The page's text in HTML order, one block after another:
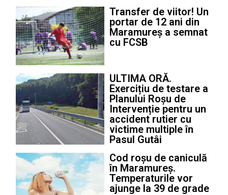
Transfer de viitor! Un
portar de 12 ani din
Maramureș a semnat
cu FCSB
ULTIMA ORĂ.
Exercițiu de testare a
Planului Roșu de
Intervenție pentru un
accident rutier cu
victime multiple în
Pasul Gutâi
Cod roșu de caniculă
în Maramureș.
Temperaturile vor
ajunge la 39 de grade